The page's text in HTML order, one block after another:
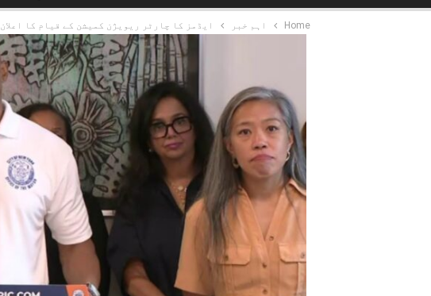
Home اہم خبر ایڈمز کا چارٹر ریویژن کمیشن کے قیام کا اعلان